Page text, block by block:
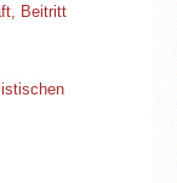
Beitritt